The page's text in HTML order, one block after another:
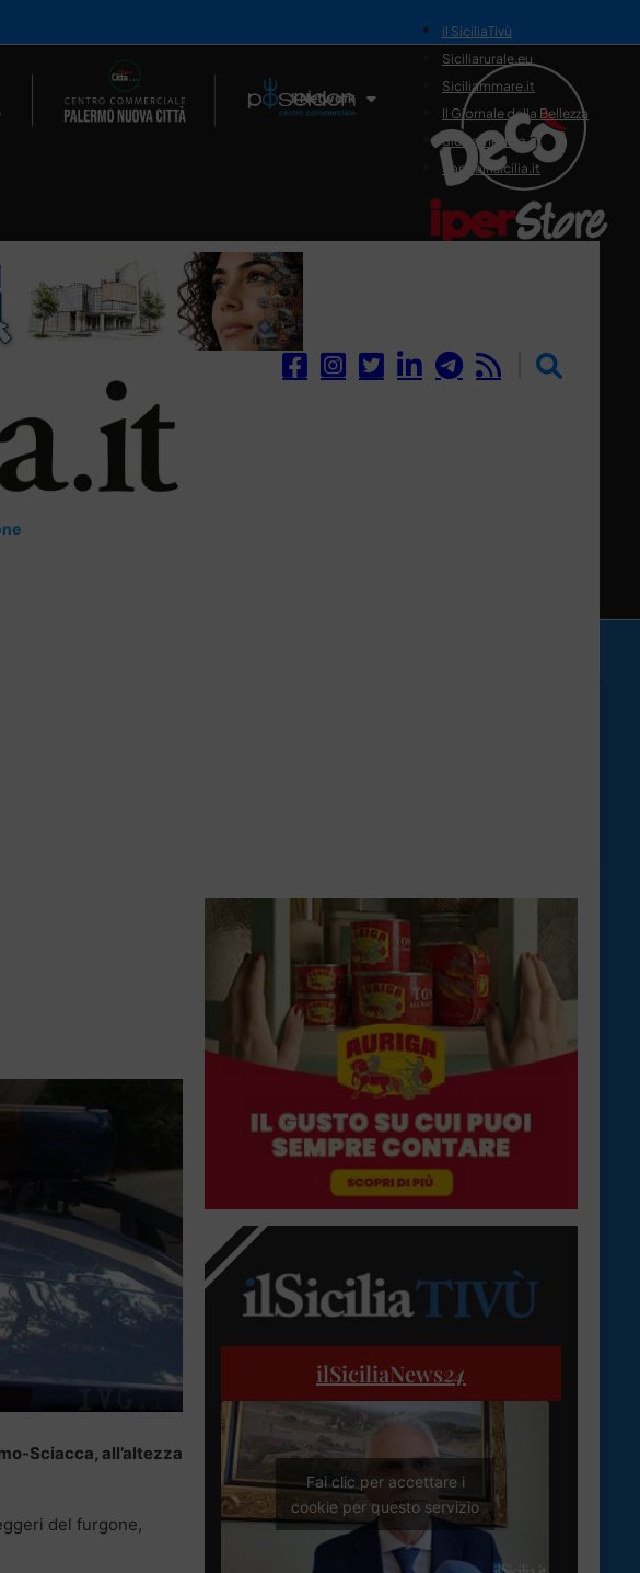
Il Network
il SiciliaTivù
Siciliarurale.eu
Siciliammare.it
Il Giornale della Bellezza
Siciliamedica.it
Sanitainsicilia.it
Sciacca, all’altezza
del furgone,
ilSiciliaNews24
Fai clic per accettare i
cookie per questo servizio